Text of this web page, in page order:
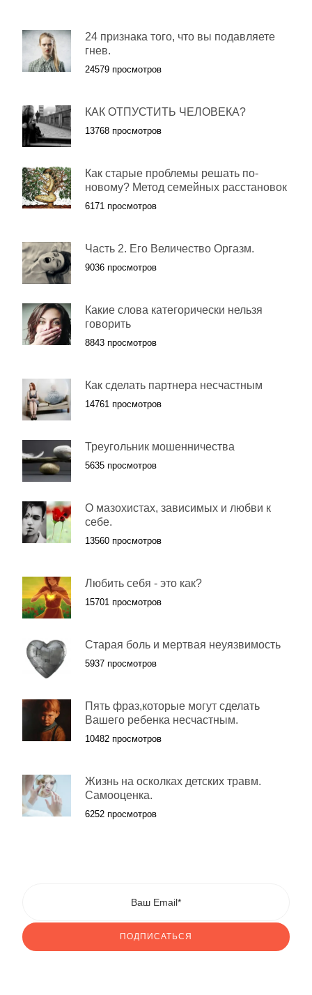
24 признака того, что вы подавляете
гнев.
24579 просмотров
КАК ОТПУСТИТЬ ЧЕЛОВЕКА?
13768 просмотров
Как старые проблемы решать по-
новому? Метод семейных расстановок
6171 просмотров
Часть 2. Его Величество Оргазм.
9036 просмотров
Какие слова категорически нельзя
говорить
8843 просмотров
Как сделать партнера несчастным
14761 просмотров
Треугольник мошенничества
5635 просмотров
О мазохистах, зависимых и любви к
себе.
13560 просмотров
Любить себя - это как?
15701 просмотров
Старая боль и мертвая неуязвимость
5937 просмотров
Пять фраз,которые могут сделать
Вашего ребенка несчастным.
10482 просмотров
Жизнь на осколках детских травм.
Самооценка.
6252 просмотров
ПОДПИСАТЬСЯ